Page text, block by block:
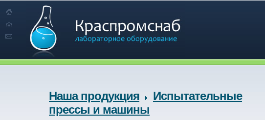
Наша продукция
Испытательные
прессы и машины